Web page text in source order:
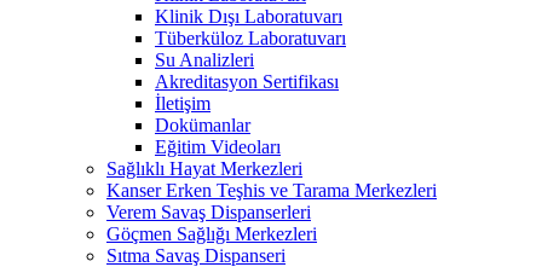
Klinik Dışı Laboratuvarı
Tüberküloz Laboratuvarı
Su Analizleri
Akreditasyon Sertifikası
İletişim
Dokümanlar
Eğitim Videoları
Sağlıklı Hayat Merkezleri
Kanser Erken Teşhis ve Tarama Merkezleri
Verem Savaş Dispanserleri
Göçmen Sağlığı Merkezleri
Sıtma Savaş Dispanseri